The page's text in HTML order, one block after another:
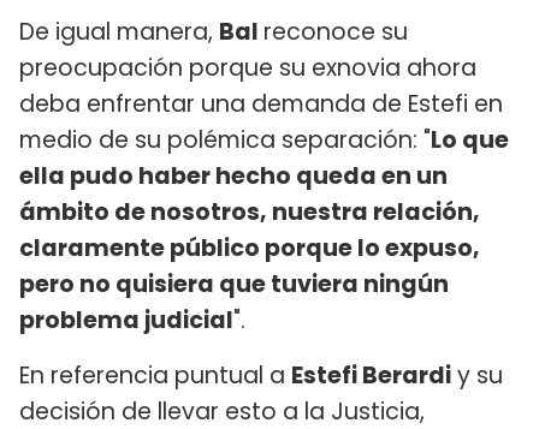
De igual manera, Bal reconoce su
preocupación porque su exnovia ahora
deba enfrentar una demanda de Estefi en
medio de su polémica separación: "Lo que
ella pudo haber hecho queda en un
ámbito de nosotros, nuestra relación,
claramente público porque lo expuso,
pero no quisiera que tuviera ningún
problema judicial".
En referencia puntual a Estefi Berardiy su
decisión de llevar esto a la Justicia,